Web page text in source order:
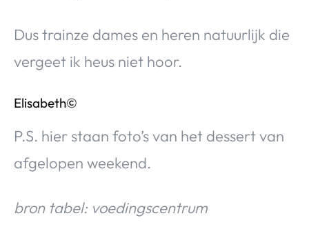
Dus trainze dames en heren natuurlijk die
vergeet ik heus niet hoor.
Elisabeth©
P.S. hier staan foto’s van het dessert van
afgelopen weekend.
bron tabel: voedingscentrum